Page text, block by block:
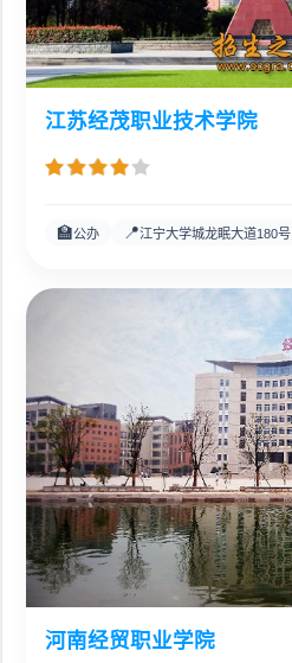
江苏经茂职业技术学院
🏫公办 📍江宁大学城龙眠大道180号
河南经贸职业学院